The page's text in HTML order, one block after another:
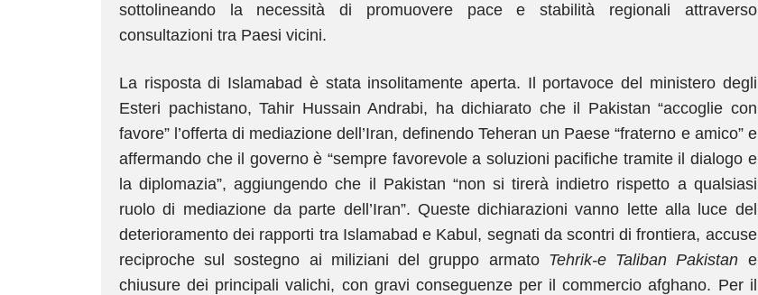
sottolineando la necessità di promuovere pace e stabilità regionali attraverso
consultazioni tra Paesi vicini.
La risposta di Islamabad è stata insolitamente aperta. Il portavoce del ministero degli
Esteri pachistano, Tahir Hussain Andrabi, ha dichiarato che il Pakistan “accoglie con
favore” l’offerta di mediazione dell’Iran, definendo Teheran un Paese “fraterno e amico” e
affermando che il governo è “sempre favorevole a soluzioni pacifiche tramite il dialogo e
la diplomazia”, aggiungendo che il Pakistan “non si tirerà indietro rispetto a qualsiasi
ruolo di mediazione da parte dell’Iran”. Queste dichiarazioni vanno lette alla luce del
deterioramento dei rapporti tra Islamabad e Kabul, segnati da scontri di frontiera, accuse
reciproche sul sostegno ai miliziani del gruppo armato Tehrik-e Taliban Pakistan e
chiusure dei principali valichi, con gravi conseguenze per il commercio afghano. Per il